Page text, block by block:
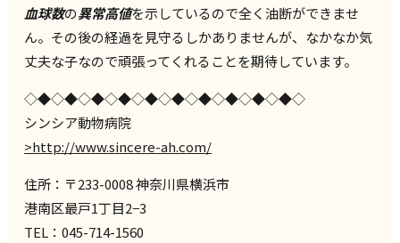
血球数の異常高値を示しているので全く油断ができませ
ん。その後の経過を見守るしかありませんが、なかなか気
丈夫な子なので頑張ってくれることを期待しています。
◇◆◇◆◇◆◇◆◇◆◇◆◇◆◇◆◇◆◇◆◇
シンシア動物病院
>http://www.sincere-ah.com/
住所：〒233-0008 神奈川県横浜市
港南区最戸1丁目2−3
TEL：045-714-1560